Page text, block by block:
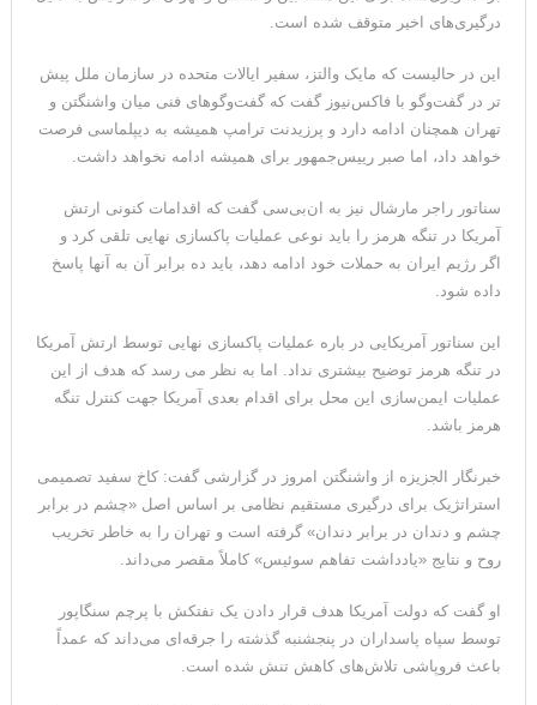
است+فیلم: تحلیل
مقامات آمریکایی: برخی گزارش‌ها موجب گستاخ‌تر شدن حکومت
ایران خواهد شد
خبرگزاری سپاه پاسداران: رهگیری اهداف متخاصم در نزدیکی جزیره
قشم
تحلیلگر حکومتی: تفاهم هرمز پایان بحران نیست؛ خطر جنگ همچنان
پابرجاست
ایران؛ واکنش ترامپ و معاونش به اقدام تفرقه‌افکنان/سفر ژنرال
منیر به عربستان
مقاله: اپوزیسیون بی‌راه‌حل؛ وقتی دشمنی با پهلوی جای نجات
ایران را می‌گیرد
درگیری‌های اخیر متوقف شده است.
این در حالیست که مایک والتز، سفیر ایالات متحده در سازمان ملل پیش
تر در گفت‌وگو با فاکس‌نیوز گفت که گفت‌وگوهای فنی میان واشنگتن و
تهران همچنان ادامه دارد و پرزیدنت ترامپ همیشه به دیپلماسی فرصت
خواهد داد، اما صبر رییس‌جمهور برای همیشه ادامه نخواهد داشت.
سناتور راجر مارشال نیز به ان‌بی‌سی گفت که اقدامات کنونی ارتش
آمریکا در تنگه هرمز را باید نوعی عملیات پاکسازی نهایی تلقی کرد و
اگر رژیم ایران به حملات خود ادامه دهد، باید ده برابر آن به آنها پاسخ
داده شود.
این سناتور آمریکایی در باره عملیات پاکسازی نهایی توسط ارتش آمریکا
در تنگه هرمز توضیح بیشتری نداد. اما به نظر می رسد که هدف از این
عملیات ایمن‌سازی این محل برای اقدام بعدی آمریکا جهت کنترل تنگه
هرمز باشد.
خبرنگار الجزیزه از واشنگتن امروز در گزارشی گفت: کاخ سفید تصمیمی
استراتژیک برای درگیری مستقیم نظامی بر اساس اصل «چشم در برابر
چشم و دندان در برابر دندان» گرفته است و تهران را به خاطر تخریب
روح و نتایج «یادداشت تفاهم سوئیس» کاملاً مقصر می‌داند.
او گفت که دولت آمریکا هدف قرار دادن یک نفتکش با پرچم سنگاپور
توسط سپاه پاسداران در پنجشنبه گذشته را جرقه‌ای می‌داند که عمداً
باعث فروپاشی تلاش‌های کاهش تنش شده است.